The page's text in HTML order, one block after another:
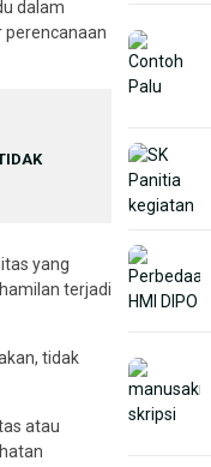
dalam
perencanaan
yang
terjadi
tidak
atau